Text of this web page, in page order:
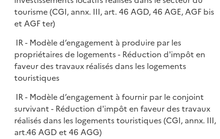
tourisme (CGI, annx. III, art. 46 AGD, 46 AGE, AGF bis
et AGF ter)
IR - Modèle d’engagement à produire par les
propriétaires de logements - Réduction d'impôt en
faveur des travaux réalisés dans les logements
touristiques
IR - Modèle d’engagement à fournir par le conjoint
survivant - Réduction d'impôt en faveur des travaux
réalisés dans les logements touristiques (CGI, annx. III,
art.46 AGD et 46 AGG)